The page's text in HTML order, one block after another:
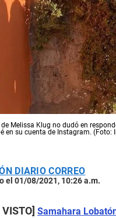
de Melissa Klug no dudó en
en su cuenta de Instagram. (Foto:
DIARIO CORREO
el 01/08/2021, 10:26 a.m.
Samahara